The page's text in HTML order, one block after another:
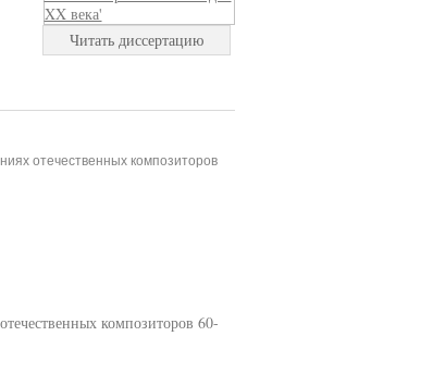
Читать диссертацию
отечественных композиторов
композиторов 60-